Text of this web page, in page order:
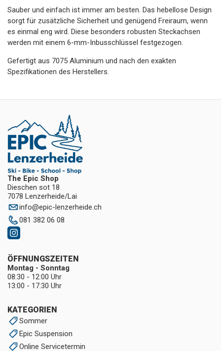
Sauber und einfach ist immer am besten. Das hebellose Design
sorgt für zusätzliche Sicherheit und genügend Freiraum, wenn
es einmal eng wird. Diese besonders robusten Steckachsen
werden mit einem 6-mm-Inbusschlüssel festgezogen.
Gefertigt aus 7075 Aluminium und nach den exakten
Spezifikationen des Herstellers.
The Epic Shop
Dieschen sot 18
7078 Lenzerheide/Lai
info@epic-lenzerheide.ch
081 382 06 08
KATEGORIEN
Sommer
Epic Suspension
Online Servicetermin
ÖFFNUNGSZEITEN
Montag - Sonntag
08:30 - 12:00 Uhr
13:00 - 17:30 Uhr